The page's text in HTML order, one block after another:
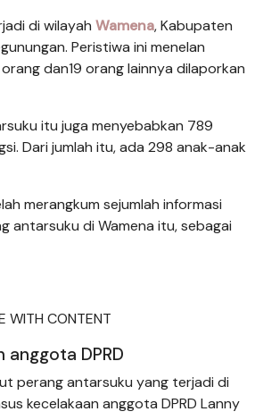
di wilayah Wamena, Kabupaten
Peristiwa ini menelan
dan19 orang lainnya dilaporkan
itu juga menyebabkan 789
Dari jumlah itu, ada 298 anak-anak
merangkum sejumlah informasi
antarsuku di Wamena itu, sebagai
WITH CONTENT
anggota DPRD
perang antarsuku yang terjadi di
kecelakaan anggota DPRD Lanny